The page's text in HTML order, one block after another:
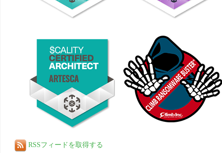
RSSフィードを取得する